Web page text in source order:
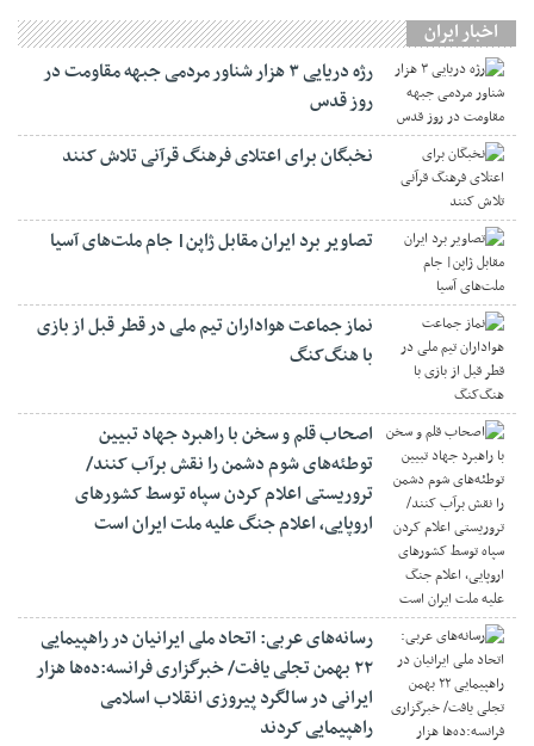
اخبار ایران
رژه دریایی ۳ هزار شناور مردمی جبهه مقاومت در
روز قدس
نخبگان برای اعتلای فرهنگ قرآنی تلاش کنند
تصاویر برد ایران مقابل ژاپن| جام ملت‌های آسیا
نماز جماعت هواداران تیم ملی در قطر قبل از بازی
با هنگ‌کنگ
اصحاب قلم و سخن با راهبرد جهاد تبیین
توطئه‌های شوم دشمن را نقش برآب کنند/
تروریستی اعلام کردن سپاه توسط کشورهای
اروپایی، اعلام جنگ علیه ملت ایران است
رسانه‌های عربی: اتحاد ملی ایرانیان در راهپیمایی
۲۲ بهمن تجلی یافت/ خبرگزاری فرانسه:ده‌ها هزار
ایرانی در سالگرد پیروزی انقلاب اسلامی
راهپیمایی کردند